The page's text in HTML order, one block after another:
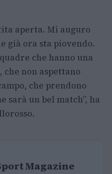
aperta. Mi auguro
già ora sta piovendo.
che hanno una
non aspettano
che prendono
sarà un bel match”, ha
Magazine